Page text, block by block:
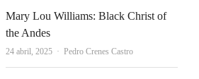
Mary Lou Williams: Black Christ of
the Andes
24 abril, 2025 Autor
Pedro Crenes Castro